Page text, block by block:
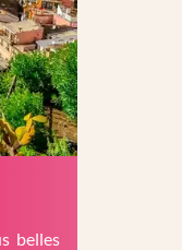
belles